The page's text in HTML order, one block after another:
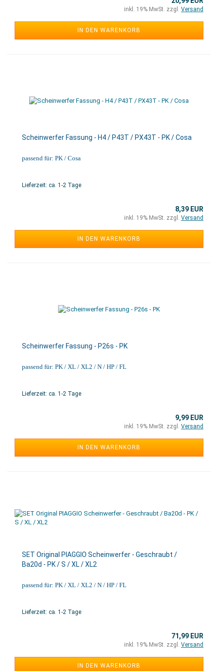
inkl. 19% MwSt. zzgl. Versand
IN DEN WARENKORB
Scheinwerfer Fassung - H4 / P43T / PX43T - PK / Cosa
passend für: PK / Cosa
Lieferzeit: ca. 1-2 Tage
8,39 EUR
inkl. 19% MwSt. zzgl. Versand
IN DEN WARENKORB
Scheinwerfer Fassung - P26s - PK
passend für: PK / XL / XL2 / N / HP / FL
Lieferzeit: ca. 1-2 Tage
9,99 EUR
inkl. 19% MwSt. zzgl. Versand
IN DEN WARENKORB
SET Original PIAGGIO Scheinwerfer - Geschraubt /
Ba20d - PK / S / XL / XL2
passend für: PK / XL / XL2 / N / HP / FL
Lieferzeit: ca. 1-2 Tage
71,99 EUR
inkl. 19% MwSt. zzgl. Versand
IN DEN WARENKORB